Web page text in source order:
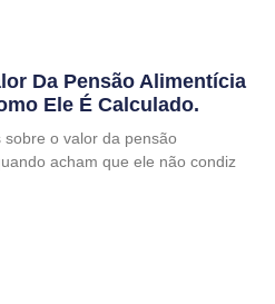
Da Pensão Alimentícia
Ele É Calculado.
o valor da pensão
acham que ele não condiz